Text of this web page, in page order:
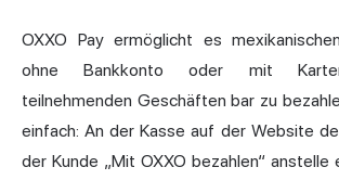
OXXO Pay ermöglicht es
ohne Bankkonto oder mit
teilnehmenden Geschäften bar zu
einfach: An der Kasse auf der Website
der Kunde „Mit OXXO bezahlen“ anstelle